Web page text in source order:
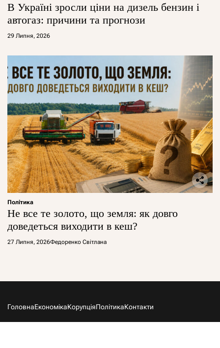
В Україні зросли ціни на дизель бензин і
автогаз: причини та прогнози
29 Липня, 2026
Політика
Не все те золото, що земля: як довго
доведеться виходити в кеш?
27 Липня, 2026Федоренко Світлана
ГоловнаЕкономікаКорупціяПолітикаКонтакти